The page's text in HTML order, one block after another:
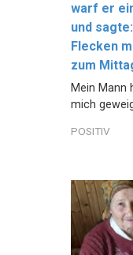
warf er
und
Flecken
zum
Mein Mann
mich
POSITIV